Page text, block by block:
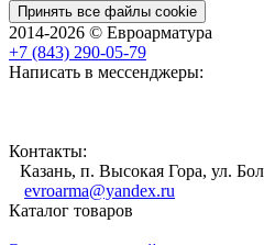
Принять все файлы cookie
2014-2026 © Евроарматура
+7 (843) 290-05-79
Написать в мессенджеры:
Контакты:
Казань, п. Высокая Гора, ул.
evroarma@yandex.ru
Каталог товаров